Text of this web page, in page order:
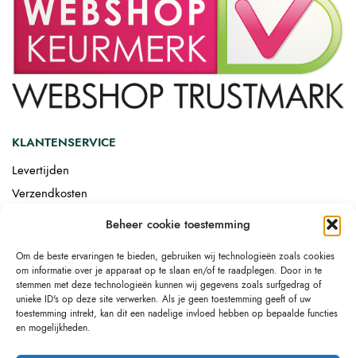
Beheer cookie toestemming
Om de beste ervaringen te bieden, gebruiken wij technologieën zoals cookies
om informatie over je apparaat op te slaan en/of te raadplegen. Door in te
stemmen met deze technologieën kunnen wij gegevens zoals surfgedrag of
unieke ID's op deze site verwerken. Als je geen toestemming geeft of uw
toestemming intrekt, kan dit een nadelige invloed hebben op bepaalde functies
en mogelijkheden.
KLANTENSERVICE
Levertijden
Verzendkosten
Afgemonteerd laten bezorgen
Drop-shipping
Link building